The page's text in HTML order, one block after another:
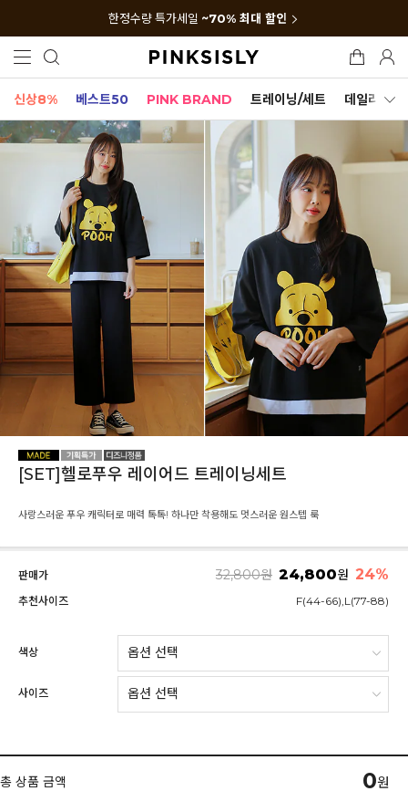
한정수량 특가세일 ~70% 최대 할인
신상8% 베스트50 PINK BRAND 트레이닝/세트 데일리세트
[SET]헬로푸우 레이어드 트레이닝세트
사랑스러운 푸우 캐릭터로 매력 톡톡! 하나만 착용해도 멋스러운 원스텝 룩
판매가 32,800원 24,800원 24%
추천사이즈 F(44-66),L(77-88)
색상
사이즈
총 상품 금액 0원